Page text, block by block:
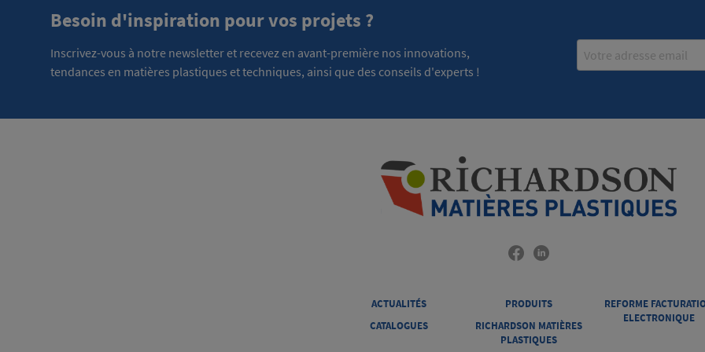
Besoin d'inspiration pour vos projets ?
Inscrivez-vous à notre newsletter et recevez en avant-première nos innovations,
tendances en matières plastiques et techniques, ainsi que des conseils d'experts !
Email
ACTUALITÉS
CATALOGUES
PRODUITS
RICHARDSON MATIÈRES
PLASTIQUES
REFORME
ELECTRONIQUE